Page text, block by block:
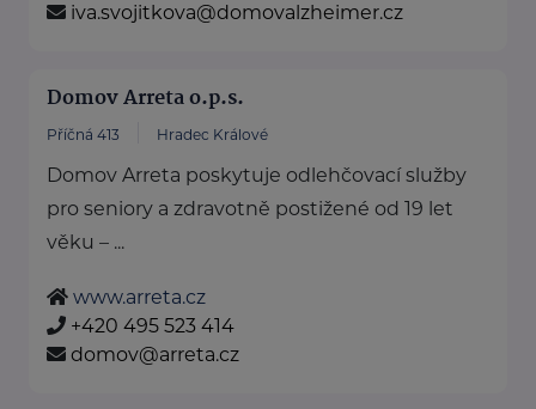
iva.svojitkova@domovalzheimer.cz
Domov Arreta o.p.s.
Příčná 413 Hradec Králové
Domov Arreta poskytuje odlehčovací služby
pro seniory a zdravotně postižené od 19 let
věku – ...
www.arreta.cz
+420 495 523 414
domov@arreta.cz